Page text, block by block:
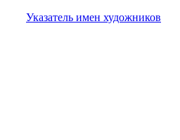
Указатель имен художников